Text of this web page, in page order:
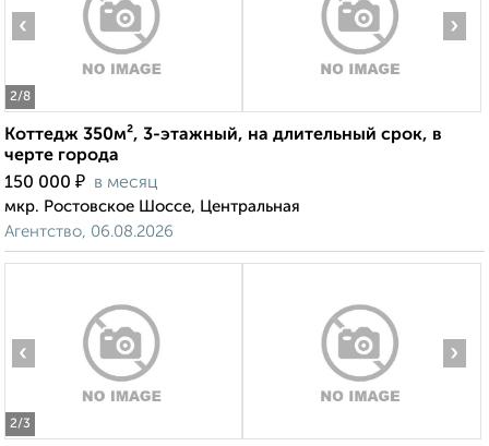
2/8
‹ ›
Коттедж 350м², 3-этажный, на длительный срок, в
черте города
150 000 ₽ в месяц
мкр. Ростовское Шоссе, Центральная
Агентство, 06.08.2026
2/3
‹ ›